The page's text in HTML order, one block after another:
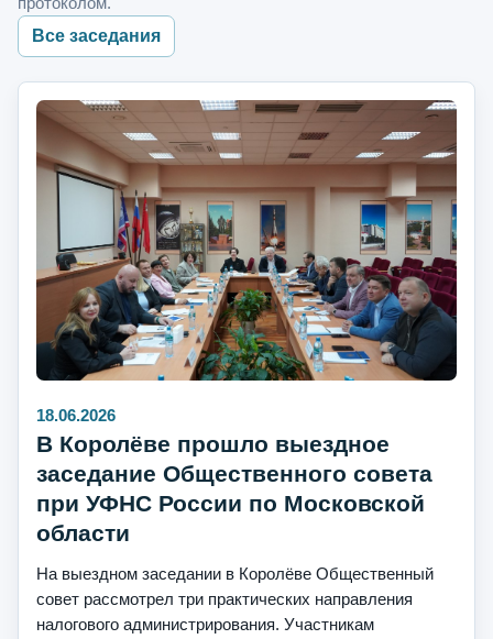
Все заседания
18.06.2026
В Королёве прошло выездное
заседание Общественного совета
при УФНС России по Московской
области
На выездном заседании в Королёве Общественный
совет рассмотрел три практических направления
налогового администрирования. Участникам